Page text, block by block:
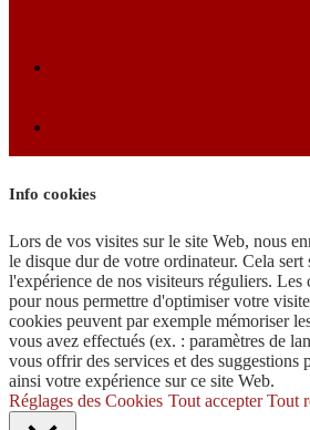
Info cookies
Lors de vos visites sur le site Web, nous
le disque dur de votre ordinateur. Cela
l'expérience de nos visiteurs réguliers. Les
pour nous permettre d'optimiser votre
cookies peuvent par exemple mémoriser
vous avez effectués (ex. : paramètres de
vous offrir des services et des suggestions
ainsi votre expérience sur ce site Web.
Réglages des Cookies Tout accepter Tout